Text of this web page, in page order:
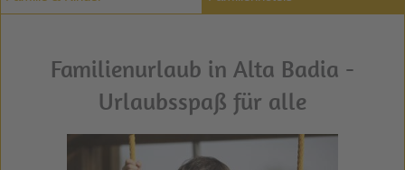
Familienurlaub in Alta Badia -
Urlaubsspaß für alle